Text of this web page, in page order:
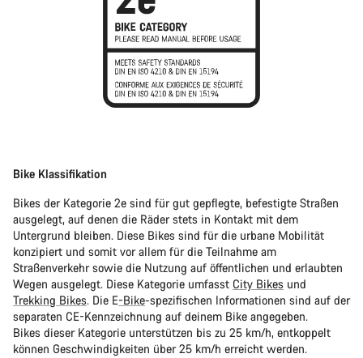
Bike Klassifikation
Bikes der Kategorie 2e sind für gut gepflegte, befestigte Straßen
ausgelegt, auf denen die Räder stets in Kontakt mit dem
Untergrund bleiben. Diese Bikes sind für die urbane Mobilität
konzipiert und somit vor allem für die Teilnahme am
Straßenverkehr sowie die Nutzung auf öffentlichen und erlaubten
Wegen ausgelegt. Diese Kategorie umfasst City Bikes und
Trekking Bikes. Die E-Bike-spezifischen Informationen sind auf der
separaten CE-Kennzeichnung auf deinem Bike angegeben.
Bikes dieser Kategorie unterstützen bis zu 25 km/h, entkoppelt
können Geschwindigkeiten über 25 km/h erreicht werden.